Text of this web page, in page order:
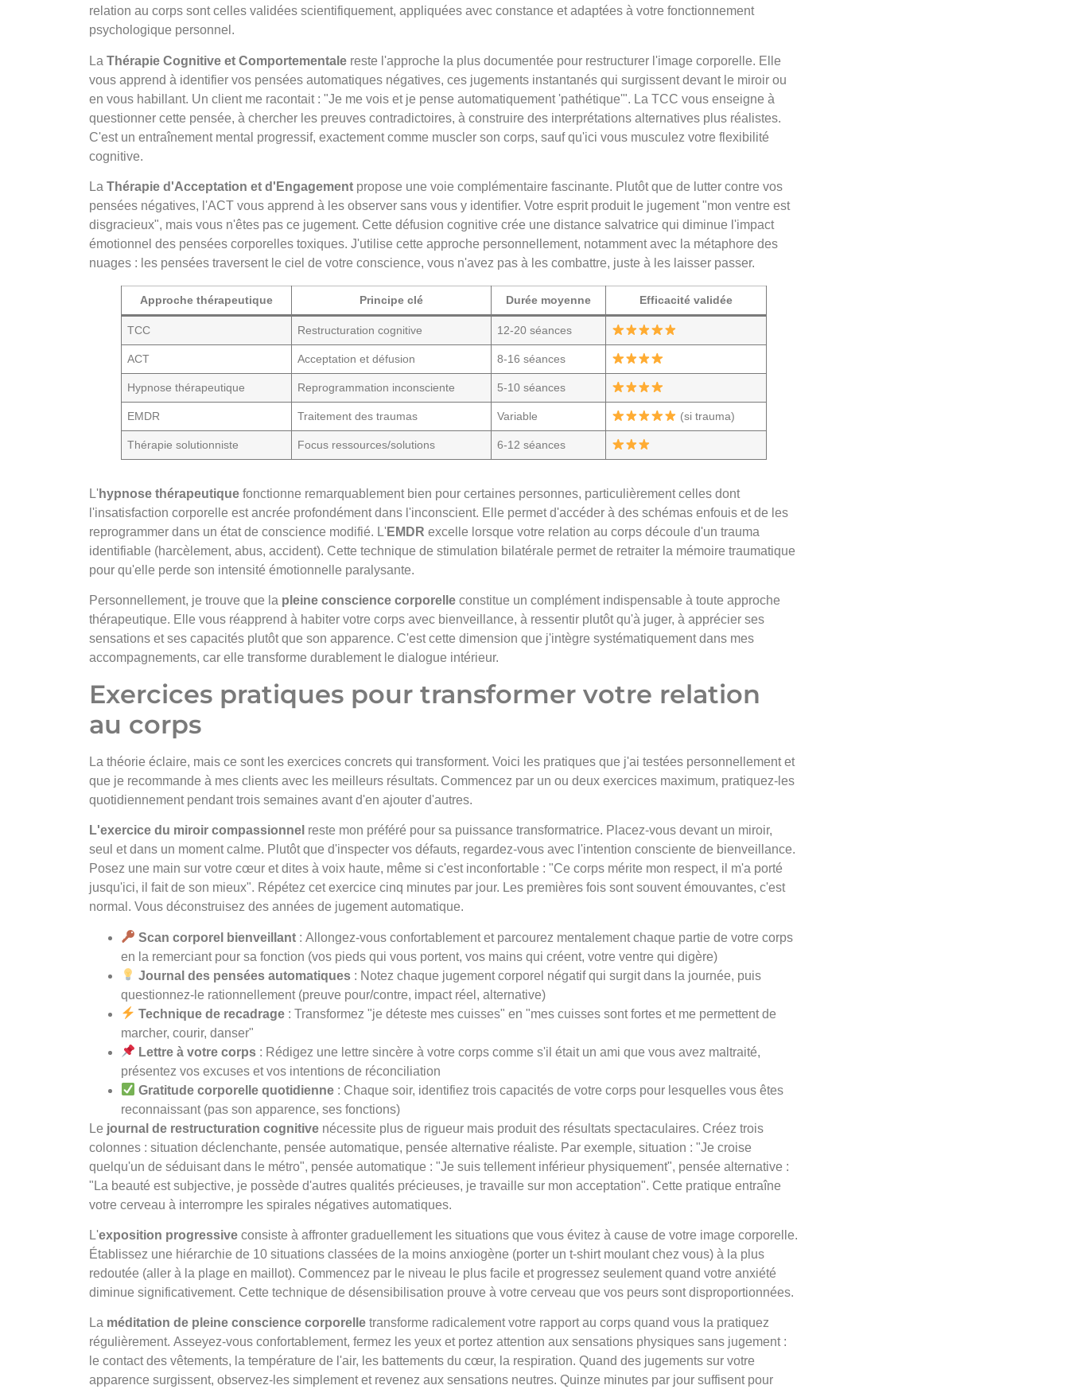
relation au corps sont celles validées scientifiquement, appliquées avec constance et adaptées à votre fonctionnement
psychologique personnel.
La Thérapie Cognitive et Comportementale reste l'approche la plus documentée pour restructurer l'image corporelle. Elle
vous apprend à identifier vos pensées automatiques négatives, ces jugements instantanés qui surgissent devant le miroir ou
en vous habillant. Un client me racontait : "Je me vois et je pense automatiquement 'pathétique'". La TCC vous enseigne à
questionner cette pensée, à chercher les preuves contradictoires, à construire des interprétations alternatives plus réalistes.
C'est un entraînement mental progressif, exactement comme muscler son corps, sauf qu'ici vous musculez votre flexibilité
cognitive.
La Thérapie d'Acceptation et d'Engagement propose une voie complémentaire fascinante. Plutôt que de lutter contre vos
pensées négatives, l'ACT vous apprend à les observer sans vous y identifier. Votre esprit produit le jugement "mon ventre est
disgracieux", mais vous n'êtes pas ce jugement. Cette défusion cognitive crée une distance salvatrice qui diminue l'impact
émotionnel des pensées corporelles toxiques. J'utilise cette approche personnellement, notamment avec la métaphore des
nuages : les pensées traversent le ciel de votre conscience, vous n'avez pas à les combattre, juste à les laisser passer.
Approche thérapeutique Principe clé Durée moyenne Efficacité validée
TCC Restructuration cognitive 12-20 séances
ACT Acceptation et défusion 8-16 séances
Hypnose thérapeutique Reprogrammation inconsciente 5-10 séances
EMDR Traitement des traumas Variable (si trauma)
Thérapie solutionniste Focus ressources/solutions 6-12 séances
L'hypnose thérapeutique fonctionne remarquablement bien pour certaines personnes, particulièrement celles dont
l'insatisfaction corporelle est ancrée profondément dans l'inconscient. Elle permet d'accéder à des schémas enfouis et de les
reprogrammer dans un état de conscience modifié. L'EMDR excelle lorsque votre relation au corps découle d'un trauma
identifiable (harcèlement, abus, accident). Cette technique de stimulation bilatérale permet de retraiter la mémoire traumatique
pour qu'elle perde son intensité émotionnelle paralysante.
Personnellement, je trouve que la pleine conscience corporelle constitue un complément indispensable à toute approche
thérapeutique. Elle vous réapprend à habiter votre corps avec bienveillance, à ressentir plutôt qu'à juger, à apprécier ses
sensations et ses capacités plutôt que son apparence. C'est cette dimension que j'intègre systématiquement dans mes
accompagnements, car elle transforme durablement le dialogue intérieur.
Exercices pratiques pour transformer votre relation
au corps
La théorie éclaire, mais ce sont les exercices concrets qui transforment. Voici les pratiques que j'ai testées personnellement et
que je recommande à mes clients avec les meilleurs résultats. Commencez par un ou deux exercices maximum, pratiquez-les
quotidiennement pendant trois semaines avant d'en ajouter d'autres.
L'exercice du miroir compassionnel reste mon préféré pour sa puissance transformatrice. Placez-vous devant un miroir,
seul et dans un moment calme. Plutôt que d'inspecter vos défauts, regardez-vous avec l'intention consciente de bienveillance.
Posez une main sur votre cœur et dites à voix haute, même si c'est inconfortable : "Ce corps mérite mon respect, il m'a porté
jusqu'ici, il fait de son mieux". Répétez cet exercice cinq minutes par jour. Les premières fois sont souvent émouvantes, c'est
normal. Vous déconstruisez des années de jugement automatique.
Scan corporel bienveillant : Allongez-vous confortablement et parcourez mentalement chaque partie de votre corps
en la remerciant pour sa fonction (vos pieds qui vous portent, vos mains qui créent, votre ventre qui digère)
Journal des pensées automatiques : Notez chaque jugement corporel négatif qui surgit dans la journée, puis
questionnez-le rationnellement (preuve pour/contre, impact réel, alternative)
Technique de recadrage : Transformez "je déteste mes cuisses" en "mes cuisses sont fortes et me permettent de
marcher, courir, danser"
Lettre à votre corps : Rédigez une lettre sincère à votre corps comme s'il était un ami que vous avez maltraité,
présentez vos excuses et vos intentions de réconciliation
Gratitude corporelle quotidienne : Chaque soir, identifiez trois capacités de votre corps pour lesquelles vous êtes
reconnaissant (pas son apparence, ses fonctions)
Le journal de restructuration cognitive nécessite plus de rigueur mais produit des résultats spectaculaires. Créez trois
colonnes : situation déclenchante, pensée automatique, pensée alternative réaliste. Par exemple, situation : "Je croise
quelqu'un de séduisant dans le métro", pensée automatique : "Je suis tellement inférieur physiquement", pensée alternative :
"La beauté est subjective, je possède d'autres qualités précieuses, je travaille sur mon acceptation". Cette pratique entraîne
votre cerveau à interrompre les spirales négatives automatiques.
L'exposition progressive consiste à affronter graduellement les situations que vous évitez à cause de votre image corporelle.
Établissez une hiérarchie de 10 situations classées de la moins anxiogène (porter un t-shirt moulant chez vous) à la plus
redoutée (aller à la plage en maillot). Commencez par le niveau le plus facile et progressez seulement quand votre anxiété
diminue significativement. Cette technique de désensibilisation prouve à votre cerveau que vos peurs sont disproportionnées.
La méditation de pleine conscience corporelle transforme radicalement votre rapport au corps quand vous la pratiquez
régulièrement. Asseyez-vous confortablement, fermez les yeux et portez attention aux sensations physiques sans jugement :
le contact des vêtements, la température de l'air, les battements du cœur, la respiration. Quand des jugements sur votre
apparence surgissent, observez-les simplement et revenez aux sensations neutres. Quinze minutes par jour suffisent pour